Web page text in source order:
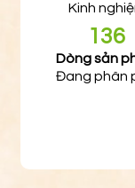
Kinh
136
Dòng sản
Đang phân